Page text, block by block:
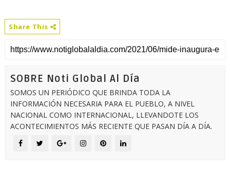
Share This
SOBRE Noti Global Al Día
SOMOS UN PERIÓDICO QUE BRINDA TODA LA
INFORMACIÓN NECESARIA PARA EL PUEBLO, A NIVEL
NACIONAL COMO INTERNACIONAL, LLEVANDOTE LOS
ACONTECIMIENTOS MÁS RECIENTE QUE PASAN DÍA A DÍA.